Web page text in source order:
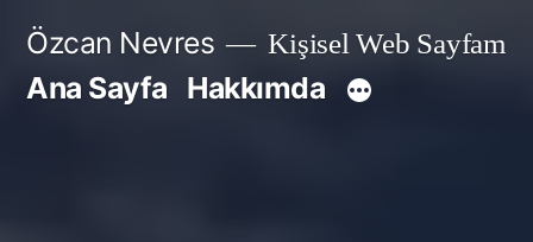
İçeriğe
Özcan Nevres Kişisel Web Sayfam
Ana Sayfa Hakkımda